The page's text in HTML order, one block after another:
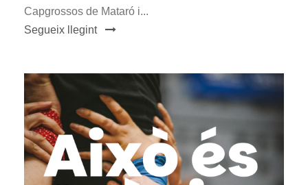
Capgrossos de Mataró i...
Segueix llegint